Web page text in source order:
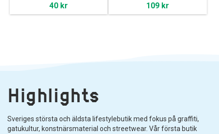
40 kr 109 kr
Highlights
Sveriges största och äldsta lifestylebutik med fokus på graffiti,
gatukultur, konstnärsmaterial och streetwear. Vår första butik